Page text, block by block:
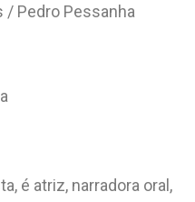
/ Pedro Pessanha
é atriz, narradora oral,